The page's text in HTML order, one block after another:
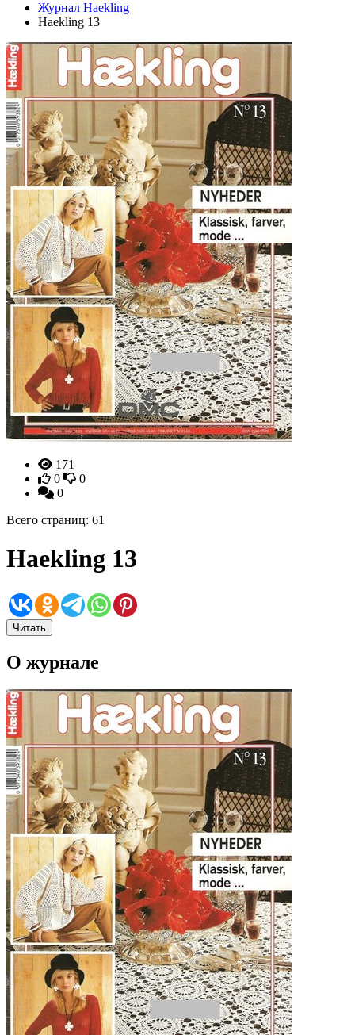
Журнал Haekling
Haekling 13
171
0
0
0
Всего страниц: 61
Haekling 13
Читать
О журнале